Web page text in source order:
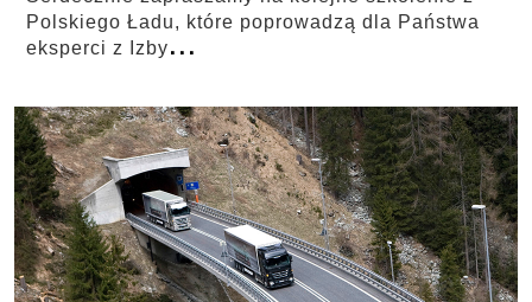
Polskiego Ładu, które poprowadzą dla Państwa
eksperci z Izby...